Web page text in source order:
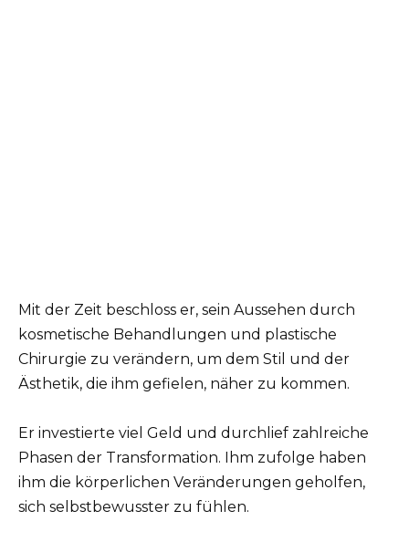
Mit der Zeit beschloss er, sein Aussehen durch
kosmetische Behandlungen und plastische
Chirurgie zu verändern, um dem Stil und der
Ästhetik, die ihm gefielen, näher zu kommen.
Er investierte viel Geld und durchlief zahlreiche
Phasen der Transformation. Ihm zufolge haben
ihm die körperlichen Veränderungen geholfen,
sich selbstbewusster zu fühlen.